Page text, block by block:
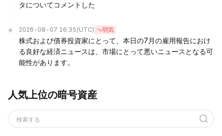
タについてコメントした
2026-08-07 16:35 (UTC) 弱気
株式および債券投資家にとって、本日の7月の雇用報告におけ
る良好な経済ニュースは、市場にとって悪いニュースとなる可
能性があります。
人気上位の暗号資産
検索する